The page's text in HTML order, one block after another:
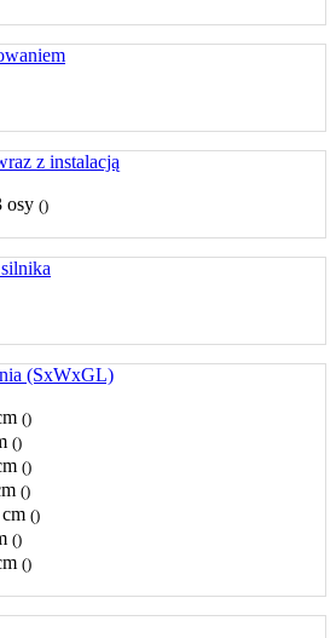
z instalacją
osy ()
(SxWxGL)
()
()
()
()
()
()
()